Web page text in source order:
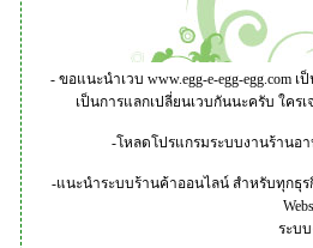
- ขอแนะนำเวบ www.egg-e-egg-egg.comเป็
เป็นการแลกเปลี่ยนเวบกันนะครับ ใคร
-โหลดโปรแกรมระบบงานร้านอา
-แนะนำระบบร้านค้าออนไลน์ สำหรับทุกธุร
ระบบ